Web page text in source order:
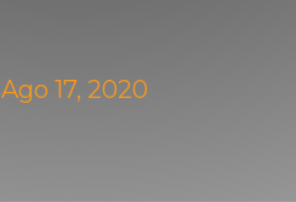
Ago 17, 2020